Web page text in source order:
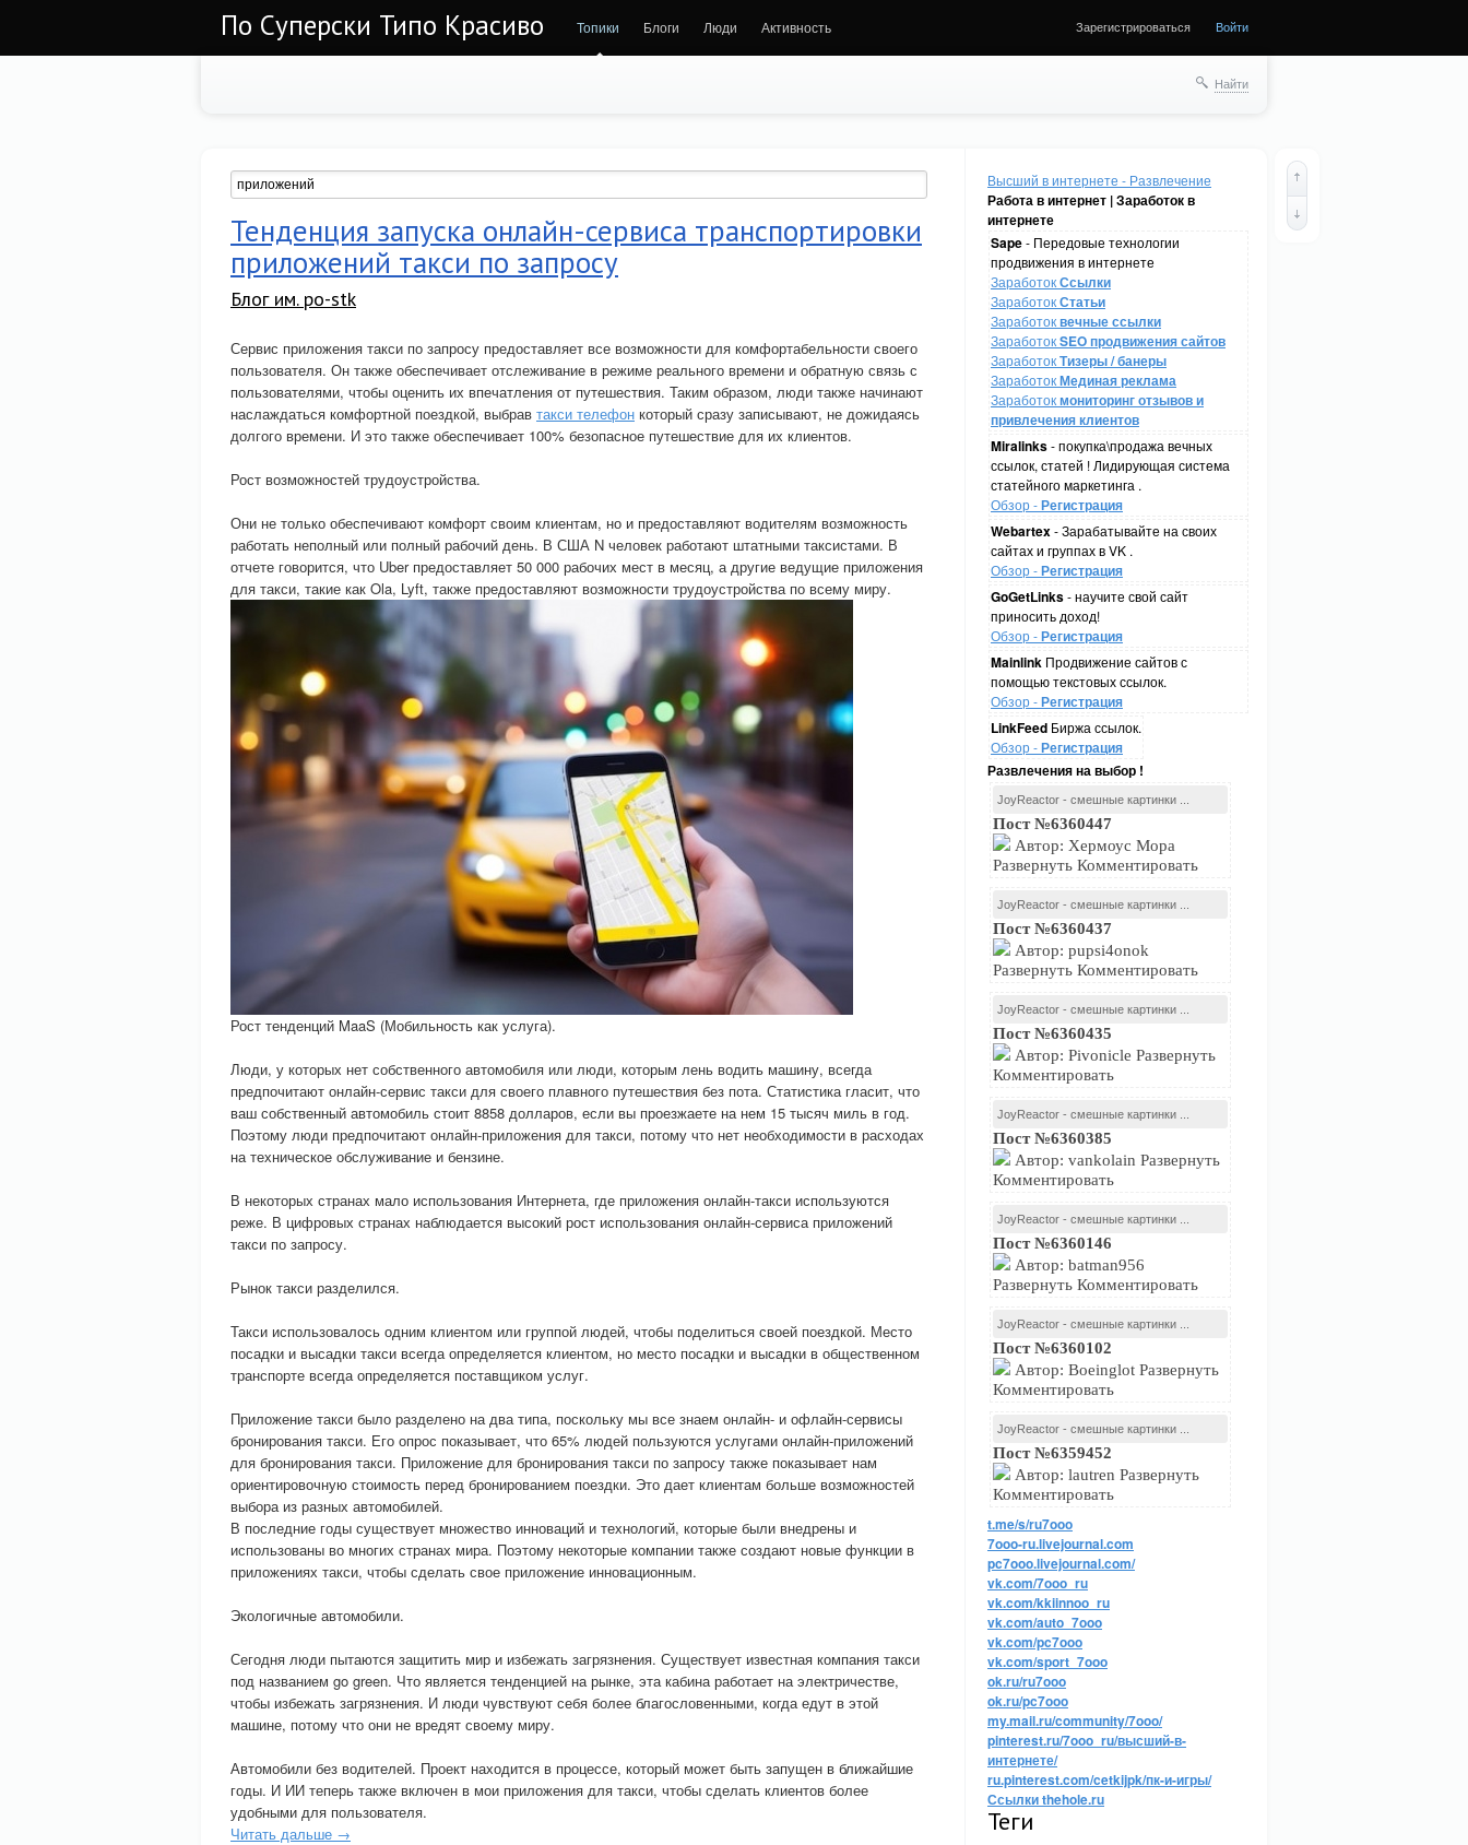
По Суперски Типо Красиво Топики Блоги Люди Активность Зарегистрироваться Войти
Найти
Высший в интернете - Развлечение
Работа в интернет | Заработок в
интернете
Sape- Передовые технологии
продвижения в интернете
ЗаработокСсылки
ЗаработокСтатьи
Заработоквечные ссылки
ЗаработокSEO продвижения сайтов
ЗаработокТизеры / банеры
ЗаработокМединая реклама
Заработокмониторинг отзывов и
привлечения клиентов
Miralinks- покупка\продажа вечных
ссылок, статей ! Лидирующая система
статейного маркетинга .
Обзор -Регистрация
Webartex- Зарабатывайте на своих
сайтах и группах в VK .
Обзор -Регистрация
GoGetLinks- научите свой сайт
приносить доход!
Обзор -Регистрация
Mainlink Продвижение сайтов с
помощью текстовых ссылок.
Обзор -Регистрация
LinkFeed Биржа ссылок.
Обзор -Регистрация
Развлечения на выбор !
JoyReactor - смешные картинки ...
Пост №6360447
Автор: Хермоус Мора
Развернуть Комментировать
JoyReactor - смешные картинки ...
Пост №6360437
Автор: pupsi4onok
Развернуть Комментировать
JoyReactor - смешные картинки ...
Пост №6360435
Автор: Pivonicle Развернуть
Комментировать
JoyReactor - смешные картинки ...
Пост №6360385
Автор: vankolain Развернуть
Комментировать
JoyReactor - смешные картинки ...
Пост №6360146
Автор: batman956
Развернуть Комментировать
JoyReactor - смешные картинки ...
Пост №6360102
Автор: Boeinglot Развернуть
Комментировать
JoyReactor - смешные картинки ...
Пост №6359452
Автор: lautren Развернуть
Комментировать
t.me/s/ru7ooo
7ooo-ru.livejournal.com
pc7ooo.livejournal.com/
vk.com/7ooo_ru
vk.com/kkiinnoo_ru
vk.com/auto_7ooo
vk.com/pc7ooo
vk.com/sport_7ooo
ok.ru/ru7ooo
ok.ru/pc7ooo
my.mail.ru/community/7ooo/
pinterest.ru/7ooo_ru/высший-в-
интернете/
ru.pinterest.com/cetkijpk/пк-и-игры/
Ссылки thehole.ru
Теги
Тенденция запуска онлайн-сервиса транспортировки
приложений такси по запросу
Блог им. po-stk
Сервис приложения такси по запросу предоставляет все возможности для комфортабельности своего
пользователя. Он также обеспечивает отслеживание в режиме реального времени и обратную связь с
пользователями, чтобы оценить их впечатления от путешествия. Таким образом, люди также начинают
наслаждаться комфортной поездкой, выбрав такси телефон который сразу записывают, не дожидаясь
долгого времени. И это также обеспечивает 100% безопасное путешествие для их клиентов.
Рост возможностей трудоустройства.
Они не только обеспечивают комфорт своим клиентам, но и предоставляют водителям возможность
работать неполный или полный рабочий день. В США N человек работают штатными таксистами. В
отчете говорится, что Uber предоставляет 50 000 рабочих мест в месяц, а другие ведущие приложения
для такси, такие как Ola, Lyft, также предоставляют возможности трудоустройства по всему миру.
Рост тенденций MaaS (Мобильность как услуга).
Люди, у которых нет собственного автомобиля или люди, которым лень водить машину, всегда
предпочитают онлайн-сервис такси для своего плавного путешествия без пота. Статистика гласит, что
ваш собственный автомобиль стоит 8858 долларов, если вы проезжаете на нем 15 тысяч миль в год.
Поэтому люди предпочитают онлайн-приложения для такси, потому что нет необходимости в расходах
на техническое обслуживание и бензине.
В некоторых странах мало использования Интернета, где приложения онлайн-такси используются
реже. В цифровых странах наблюдается высокий рост использования онлайн-сервиса приложений
такси по запросу.
Рынок такси разделился.
Такси использовалось одним клиентом или группой людей, чтобы поделиться своей поездкой. Место
посадки и высадки такси всегда определяется клиентом, но место посадки и высадки в общественном
транспорте всегда определяется поставщиком услуг.
Приложение такси было разделено на два типа, поскольку мы все знаем онлайн- и офлайн-сервисы
бронирования такси. Его опрос показывает, что 65% людей пользуются услугами онлайн-приложений
для бронирования такси. Приложение для бронирования такси по запросу также показывает нам
ориентировочную стоимость перед бронированием поездки. Это дает клиентам больше возможностей
выбора из разных автомобилей.
В последние годы существует множество инноваций и технологий, которые были внедрены и
использованы во многих странах мира. Поэтому некоторые компании также создают новые функции в
приложениях такси, чтобы сделать свое приложение инновационным.
Экологичные автомобили.
Сегодня люди пытаются защитить мир и избежать загрязнения. Существует известная компания такси
под названием go green. Что является тенденцией на рынке, эта кабина работает на электричестве,
чтобы избежать загрязнения. И люди чувствуют себя более благословенными, когда едут в этой
машине, потому что они не вредят своему миру.
Автомобили без водителей. Проект находится в процессе, который может быть запущен в ближайшие
годы. И ИИ теперь также включен в мои приложения для такси, чтобы сделать клиентов более
удобными для пользователя.
Читать дальше →